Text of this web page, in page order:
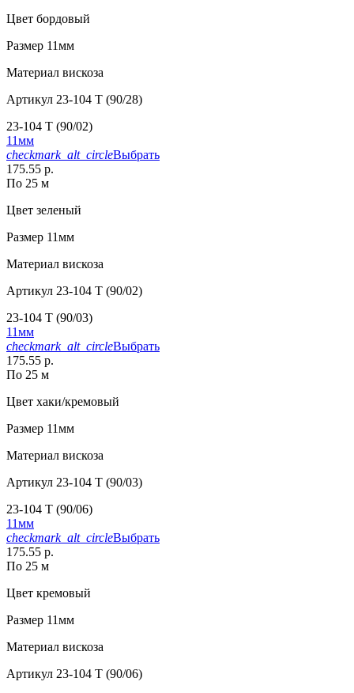
Цвет бордовый
Размер 11мм
Материал вискоза
Артикул 23-104 T (90/28)
23-104 T (90/02)
11мм
checkmark_alt_circleВыбрать
175.55 р.
По 25 м
Цвет зеленый
Размер 11мм
Материал вискоза
Артикул 23-104 T (90/02)
23-104 T (90/03)
11мм
checkmark_alt_circleВыбрать
175.55 р.
По 25 м
Цвет хаки/кремовый
Размер 11мм
Материал вискоза
Артикул 23-104 T (90/03)
23-104 T (90/06)
11мм
checkmark_alt_circleВыбрать
175.55 р.
По 25 м
Цвет кремовый
Размер 11мм
Материал вискоза
Артикул 23-104 T (90/06)